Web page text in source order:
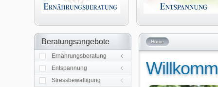
Home
Beratungsangebote
Ernährungsberatung
Allgemeine Informationen
Einzelberatung
Gruppenberatung
Entspannung
Autogenes Training
Progress. Muskelrelaxation
Stressbewältigung
A.C.T. Kompetenztraining
IFT Programm
IFT Rauchfreiprogramm